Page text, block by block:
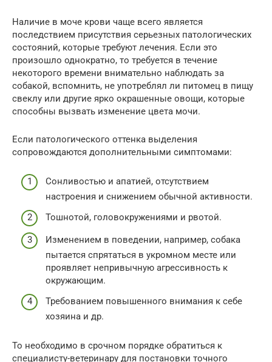
Наличие в моче крови чаще всего является
последствием присутствия серьезных патологических
состояний, которые требуют лечения. Если это
произошло однократно, то требуется в течение
некоторого времени внимательно наблюдать за
собакой, вспомнить, не употреблял ли питомец в пищу
свеклу или другие ярко окрашенные овощи, которые
способны вызвать изменение цвета мочи.
Если патологического оттенка выделения
сопровождаются дополнительными симптомами:
Сонливостью и апатией, отсутствием
настроения и снижением обычной активности.
Тошнотой, головокружениями и рвотой.
Изменением в поведении, например, собака
пытается спрятаться в укромном месте или
проявляет непривычную агрессивность к
окружающим.
Требованием повышенного внимания к себе
хозяина и др.
То необходимо в срочном порядке обратиться к
специалисту-ветеринару для постановки точного